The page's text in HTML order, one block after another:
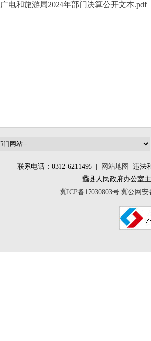
电和旅游局2024年部门决算公开文本.pdf
联系电话：0312-6211495 | 网站地图
违法
蠡县人民政府办公
冀ICP备17030803号 冀公网安